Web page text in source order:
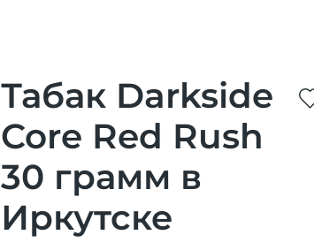
Табак Darkside
Core Red Rush
30 грамм в
Иркутске